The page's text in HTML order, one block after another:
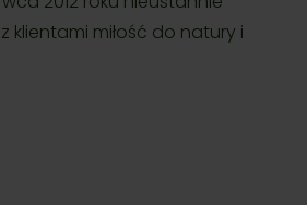
klientami miłość do natury i